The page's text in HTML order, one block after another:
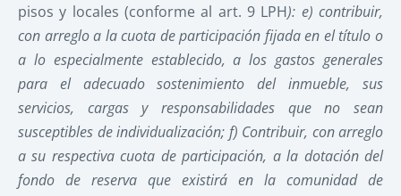
pisos y locales (conforme al art. 9 LPH): e) contribuir,
con arreglo a la cuota de participación fijada en el título o
a lo especialmente establecido, a los gastos generales
para el adecuado sostenimiento del inmueble, sus
servicios, cargas y responsabilidades que no sean
susceptibles de individualización; f) Contribuir, con arreglo
a su respectiva cuota de participación, a la dotación del
fondo de reserva que existirá en la comunidad de